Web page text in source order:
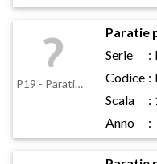
P19 - Paratie per rettilineo 65 mm
Paratie
Serie
:
Codice :
Scala
:
Anno
: